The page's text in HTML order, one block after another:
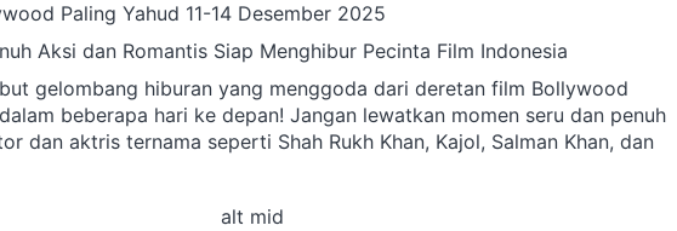
Paling Yahud 11-14 Desember 2025
Aksi dan Romantis Siap Menghibur Pecinta Film Indonesia
gelombang hiburan yang menggoda dari deretan film Bollywood
beberapa hari ke depan! Jangan lewatkan momen seru dan penuh
dan aktris ternama seperti Shah Rukh Khan, Kajol, Salman Khan, dan
alt mid